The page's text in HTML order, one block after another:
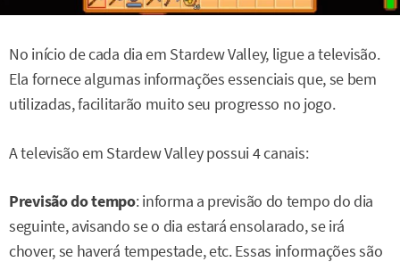
No início de cada dia em Stardew Valley, ligue a televisão.
Ela fornece algumas informações essenciais que, se bem
utilizadas, facilitarão muito seu progresso no jogo.
A televisão em Stardew Valley possui 4 canais:
Previsão do tempo: informa a previsão do tempo do dia
seguinte, avisando se o dia estará ensolarado, se irá
chover, se haverá tempestade, etc. Essas informações são